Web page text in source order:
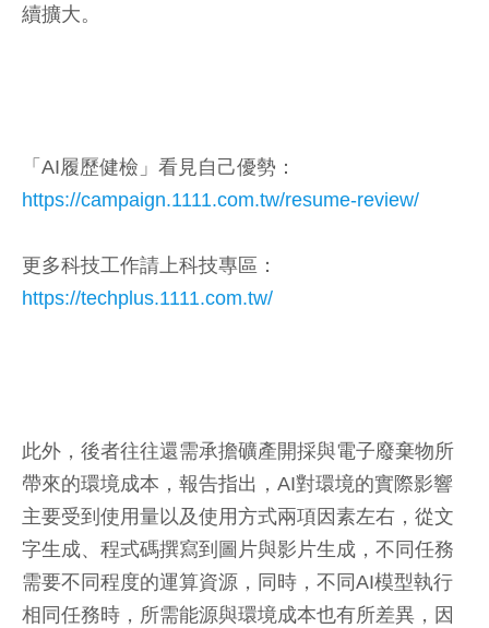
續擴大。
「AI履歷健檢」看見自己優勢：
https://campaign.1111.com.tw/resume-review/
更多科技工作請上科技專區：
https://techplus.1111.com.tw/
此外，後者往往還需承擔礦產開採與電子廢棄物所
帶來的環境成本，報告指出，AI對環境的實際影響
主要受到使用量以及使用方式兩項因素左右，從文
字生成、程式碼撰寫到圖片與影片生成，不同任務
需要不同程度的運算資源，同時，不同AI模型執行
相同任務時，所需能源與環境成本也有所差異，因